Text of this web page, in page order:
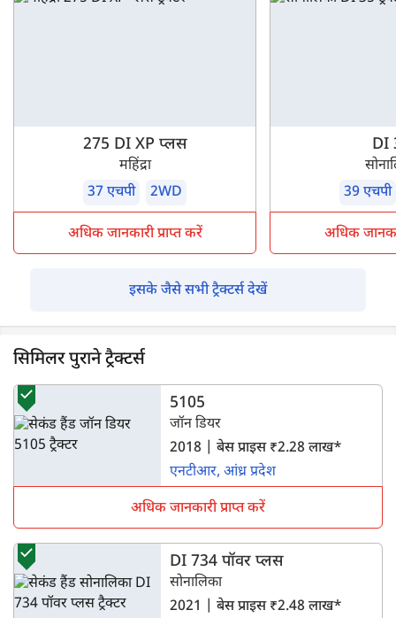
275 DI XP प्लस
महिंद्रा
37 एचपी
2WD
अधिक जानकारी प्राप्त करें
DI
39 एचपी
अधिक
इसके जैसे सभी ट्रैक्टर्स देखें
सिमिलर पुराने ट्रैक्टर्स
5105
जॉन डियर
2018 | बेस प्राइस ₹2.28 लाख*
एनटीआर, आंध्र प्रदेश
अधिक जानकारी प्राप्त करें
DI 734 पॉवर प्लस
सोनालिका
2021 | बेस प्राइस ₹2.48 लाख*